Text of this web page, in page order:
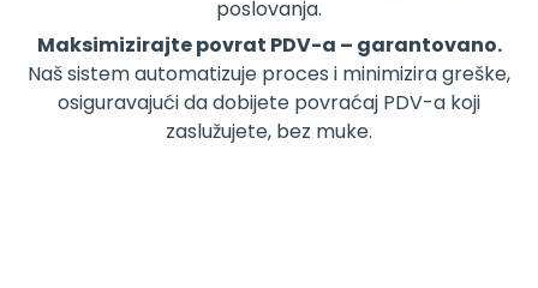
poslovanja.
Maksimizirajte povrat PDV-a – garantovano.
Naš sistem automatizuje proces i minimizira greške,
osiguravajući da dobijete povraćaj PDV-a koji
zaslužujete, bez muke.